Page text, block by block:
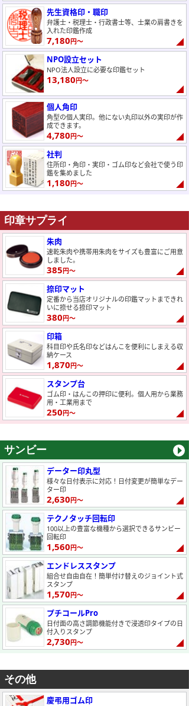
先生資格印・職印
弁護士・税理士・行政書士等、士業の肩書きを
入れた印鑑作成
7,180円～
NPO設立セット
NPO法人設立に必要な印鑑セット
13,180円～
個人角印
角型の個人実印。他にない丸印以外の実印が作
成できます。
4,780円～
社判
住所印・角印・実印・ゴム印など会社で使う印
鑑を集めました
1,180円～
印章サプライ
朱肉
速乾朱肉や携帯用朱肉をサイズも豊富にご用意
しました。
385円～
捺印マット
定番から当店オリジナルの印鑑マットまできれ
いに捺せる捺印マット
380円～
印箱
科目印や氏名印などはんこを便利にしまえる収
納ケース
1,870円～
スタンプ台
ゴム印・はんこの押印に便利。個人用から業務
用・工業用まで
250円～
サンビー
データー印丸型
様々な日付表示に対応！日付変更が簡単なデー
ター印
2,630円～
テクノタッチ回転印
100以上の豊富な機種から選択できるサンビー
回転印
1,560円～
エンドレススタンプ
組合せ自由自在！簡単付け替えのジョイント式
スタンプ
1,570円～
プチコールPro
日付面の高さ調節機能付きで浸透印タイプの日
付入りスタンプ
2,730円～
その他
慶弔用ゴム印